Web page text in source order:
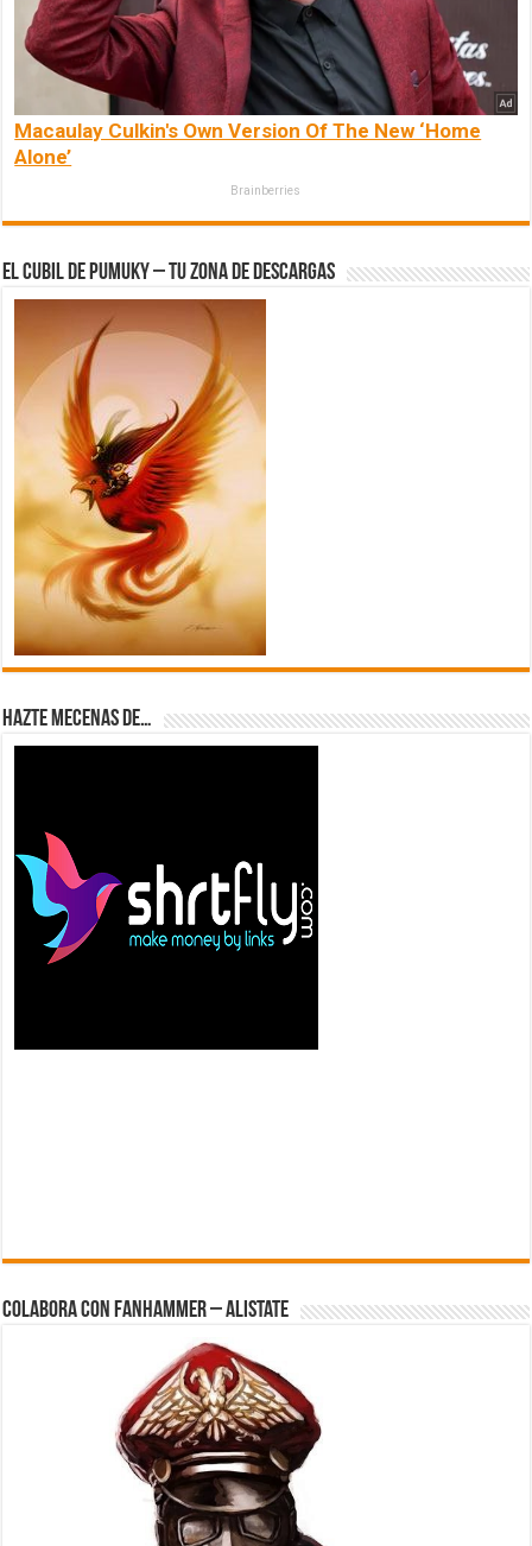
Macaulay Culkin's Own Version Of The New ‘Home
Alone’
Brainberries
El Cubil de Pumuky – Tu zona de Descargas
Hazte Mecenas de…
Colabora con FanHammer – Alistate